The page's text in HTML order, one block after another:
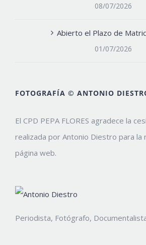
08/07/2026
Abierto el Plazo de
01/07/2026
FOTOGRAFÍA © ANTONIO
El CPD PEPA FLORES agradece la
realizada por Antonio Diestro para la
página web.
Periodista, Fotógrafo,